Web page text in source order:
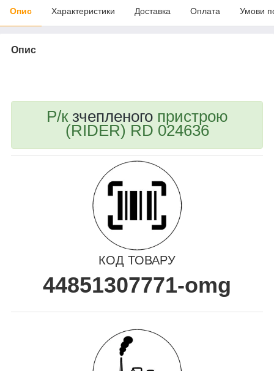
Опис Характеристики Доставка Оплата Умови
Опис
Р/к зчепленогопристрою
(RIDER) RD 024636
КОД ТОВАРУ
44851307771-omg